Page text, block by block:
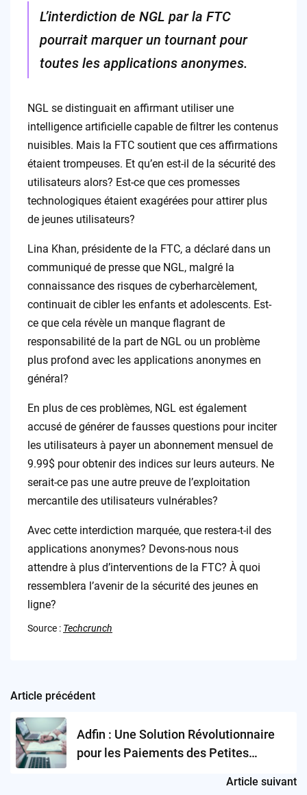
L’interdiction de NGL par la FTC
pourrait marquer un tournant pour
toutes les applications anonymes.
NGL se distinguait en affirmant utiliser une
intelligence artificielle capable de filtrer les contenus
nuisibles. Mais la FTC soutient que ces affirmations
étaient trompeuses. Et qu’en est-il de la sécurité des
utilisateurs alors? Est-ce que ces promesses
technologiques étaient exagérées pour attirer plus
de jeunes utilisateurs?
Lina Khan, présidente de la FTC, a déclaré dans un
communiqué de presse que NGL, malgré la
connaissance des risques de cyberharcèlement,
continuait de cibler les enfants et adolescents. Est-
ce que cela révèle un manque flagrant de
responsabilité de la part de NGL ou un problème
plus profond avec les applications anonymes en
général?
En plus de ces problèmes, NGL est également
accusé de générer de fausses questions pour inciter
les utilisateurs à payer un abonnement mensuel de
9.99$ pour obtenir des indices sur leurs auteurs. Ne
serait-ce pas une autre preuve de l’exploitation
mercantile des utilisateurs vulnérables?
Avec cette interdiction marquée, que restera-t-il des
applications anonymes? Devons-nous nous
attendre à plus d’interventions de la FTC? À quoi
ressemblera l’avenir de la sécurité des jeunes en
ligne?
Source : Techcrunch
Post
navigation
Article précédent
Adfin : Une Solution Révolutionnaire
pour les Paiements des Petites
Article suivant